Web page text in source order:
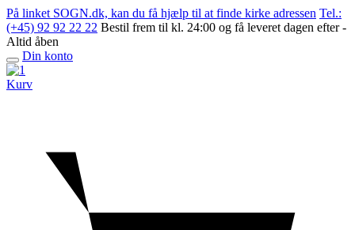
Skip
to
content
På linket SOGN.dk, kan du få hjælp til at finde kirke adressen Tel.:
(+45) 92 92 22 22 Bestil frem til kl. 24:00 og få leveret dagen efter -
Altid åben
Open
menu
Din konto
Kurv